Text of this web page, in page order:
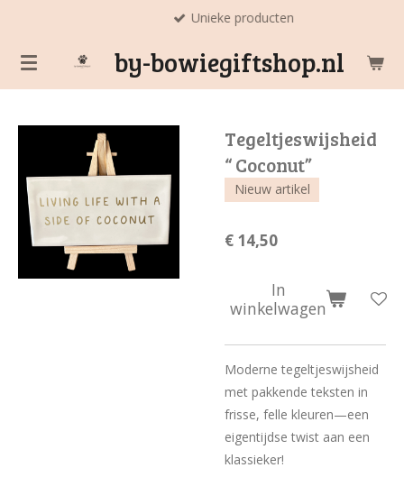
naar
de
by-bowiegiftshop.nl
Unieke producten
Tegeltjeswijsheid
“ Coconut”
Nieuw artikel
€ 14,50
In
winkelwagen
Moderne tegeltjeswijsheid
met pakkende teksten in
frisse, felle kleuren—een
eigentijdse twist aan een
klassieker!